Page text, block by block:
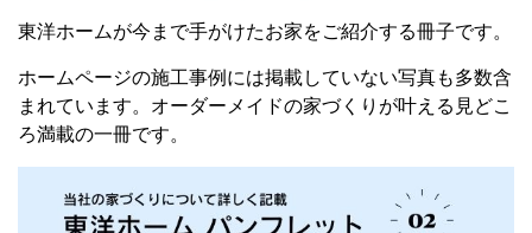
東洋ホームが今まで手がけたお家をご紹介する冊子です。
ホームページの施工事例には掲載していない写真も多数含
まれています。 オーダーメイドの家づくりが叶える 見どこ
ろ満載の一冊です。